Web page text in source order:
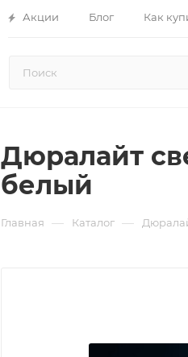
Акции Блог Как
Дюралайт
белый
Главная — Каталог —